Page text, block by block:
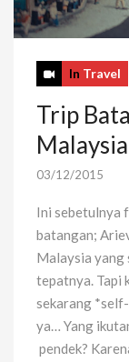
In Travel
Trip
Malaysia
03/12/2015
Ini sebetulnya
batangan;
Malaysia yang
tepatnya. Tapi
sekarang
ya… Yang
pendek?